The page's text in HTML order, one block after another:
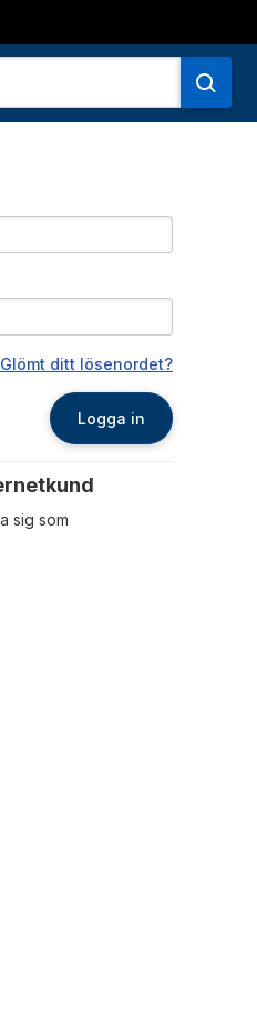
Glömt ditt lösenordet?
Logga in
sig som